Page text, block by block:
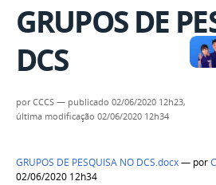
GRUPOS DE
DCS
porCCCS — publicado 02/06/2020 12h23,
última modificação 02/06/2020 12h34
GRUPOS DE PESQUISA NO DCS.docx— por
02/06/2020 12h34